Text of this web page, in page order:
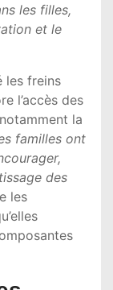
les filles,
et le
les freins
l’accès des
la
familles ont
des
les